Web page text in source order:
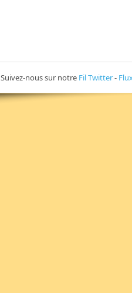
Suivez-nous sur notre Fil Twitter-